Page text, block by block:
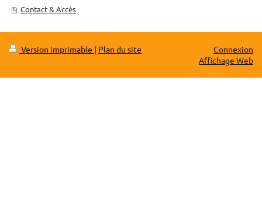
Contact & Accès
Version imprimable | Plan du site
Connexion
Affichage Web